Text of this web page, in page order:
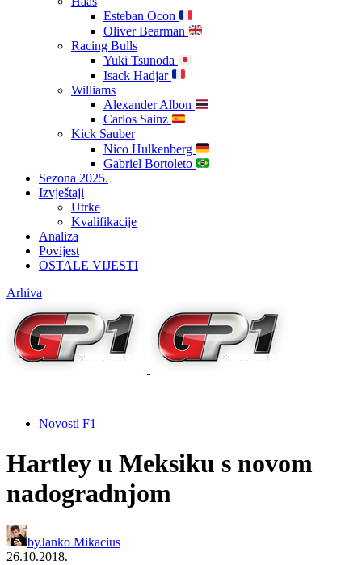
Esteban Ocon
Oliver Bearman
Racing Bulls
Yuki Tsunoda
Isack Hadjar
Williams
Alexander Albon
Carlos Sainz
Kick Sauber
Nico Hulkenberg
Gabriel Bortoleto
Sezona 2025.
Izvještaji
Utrke
Kvalifikacije
Analiza
Povijest
OSTALE VIJESTI
Arhiva
Novosti F1
Hartley u Meksiku s novom
nadogradnjom
byJanko Mikacius
26.10.2018.